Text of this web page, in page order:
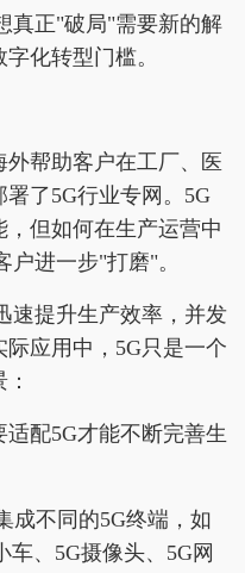
真正"破局"需要新的解
化转型门槛。
外帮助客户在工厂、医
了5G行业专网。5G
但如何在生产运营中
进一步"打磨"。
速提升生产效率，并发
应用中，5G只是一个
配5G才能不断完善生
成不同的5G终端，如
、5G摄像头、5G网